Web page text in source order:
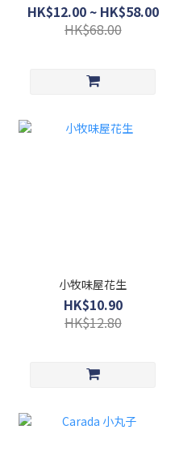
HK$12.00 ~ HK$58.00
HK$68.00
小牧味屋花生
HK$10.90
HK$12.80